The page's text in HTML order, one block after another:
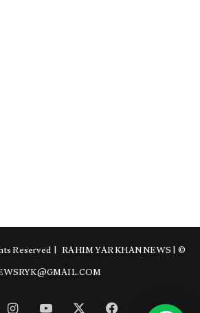
© Copyright 2026, All Rights Reserved |
RAHIM YAR KHAN NEWS|